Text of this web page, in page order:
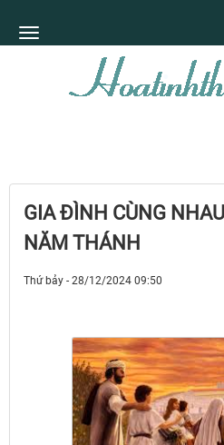
GIA ĐÌNH CÙNG
NĂM THÁNH
Thứ bảy - 28/12/2024 09:50